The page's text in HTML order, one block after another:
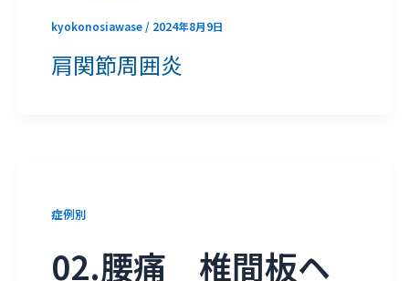
kyokonosiawase / 2024年8月9日
肩関節周囲炎
症例別
02.腰痛 椎間板ヘ